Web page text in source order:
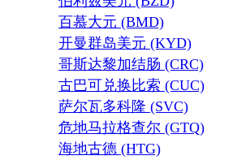
百慕大元 (BMD)
开曼群岛美元 (KYD)
哥斯达黎加结肠 (CRC)
古巴可兑换比索 (CUC)
萨尔瓦多科隆 (SVC)
危地马拉格查尔 (GTQ)
海地古德 (HTG)